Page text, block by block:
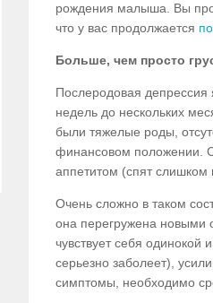
рождения малыша. Вы
что у вас продолжается
Больше, чем просто
Послеродовая депрессия
недель до нескольких
были тяжелые роды,
финансовом положении.
аппетитом (спят
Очень сложно в таком
она перегружена новыми
чувствует себя одинокой
серьезно заболеет),
симптомы, необходимо